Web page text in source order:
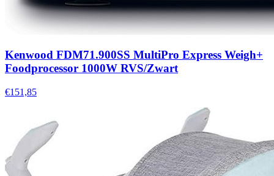
Kenwood FDM71.900SS MultiPro Express Weigh+
Foodprocessor 1000W RVS/Zwart
€151,85